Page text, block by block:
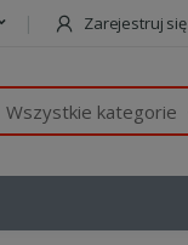
Zarejestruj się
Wszystkie kategorie